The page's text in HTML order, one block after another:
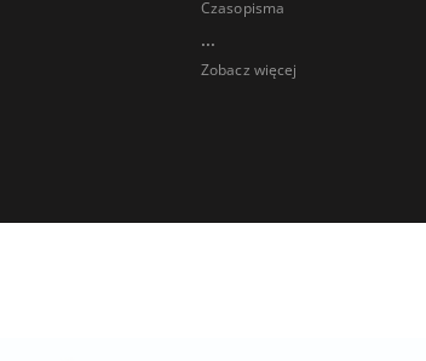
Czasopisma
...
Zobacz więcej